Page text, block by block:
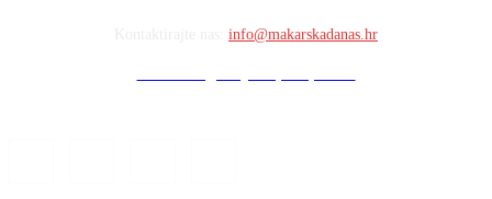
info@makarskadanas.hr